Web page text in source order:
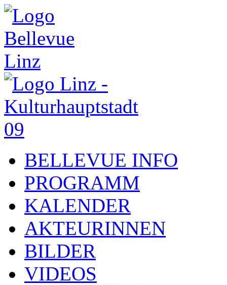
BELLEVUE INFO
PROGRAMM
KALENDER
AKTEURINNEN
BILDER
VIDEOS